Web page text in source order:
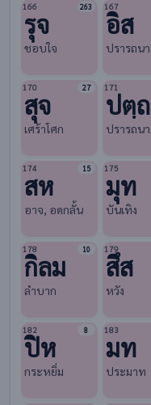
166 263
รุจ
ชอบใจ
167
อิส
ปรารถนา
170 27
สุจ
เศร้าโศก
171
ปตฺถ
ปรารถนา
174 15
สห
อาจ, อดกลั้น
175
มุท
บันเทิง
178 10
กิลม
ลำบาก
179
สึส
หวัง
182 8
ปิห
กระหยิ่ม
183
มท
ประมาท